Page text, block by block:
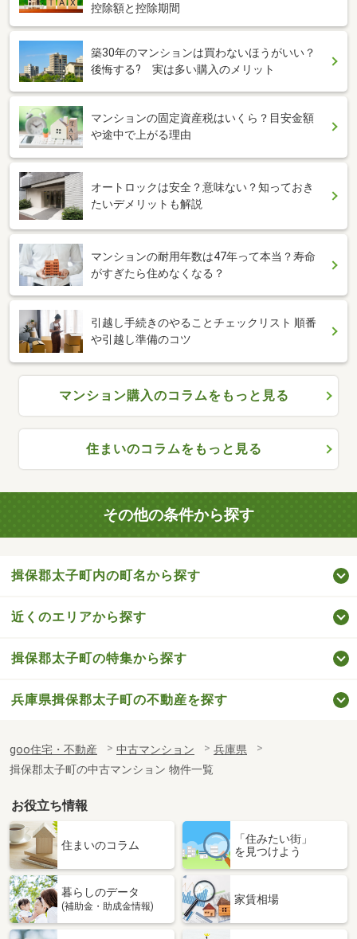
控除額と控除期間
築30年のマンションは買わないほうがいい？
後悔する? 実は多い購入のメリット
マンションの固定資産税はいくら？目安金額
や途中で上がる理由
オートロックは安全？意味ない？知っておき
たいデメリットも解説
マンションの耐用年数は47年って本当？寿命
がすぎたら住めなくなる？
引越し手続きのやることチェックリスト 順番
や引越し準備のコツ
マンション購入のコラムをもっと見る
住まいのコラムをもっと見る
その他の条件から探す
揖保郡太子町内の町名から探す
近くのエリアから探す
揖保郡太子町の特集から探す
兵庫県揖保郡太子町の不動産を探す
goo住宅・不動産 中古マンション
兵庫県
揖保郡太子町の中古マンション 物件一覧
お役立ち情報
住まいのコラム
「住みたい街」
を見つけよう
暮らしのデータ
(補助金・助成金情報)
家賃相場